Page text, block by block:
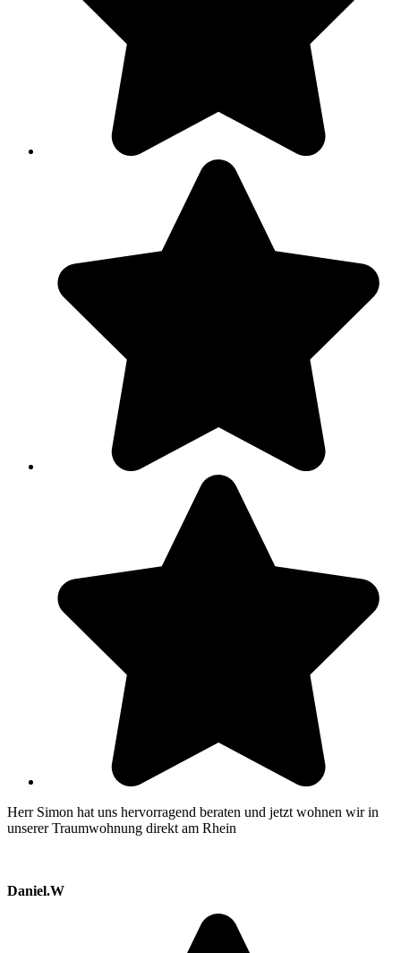
Herr Simon hat uns hervorragend beraten und jetzt wohnen wir in
unserer Traumwohnung direkt am Rhein
Daniel.W